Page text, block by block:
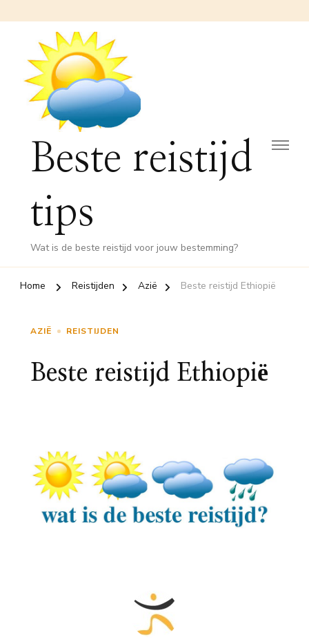
Beste reistijd
tips
Wat is de beste reistijd voor jouw bestemming?
Home Reistijden Azië Beste reistijd Ethiopië
AZIË REISTIJDEN
Beste reistijd Ethiopië